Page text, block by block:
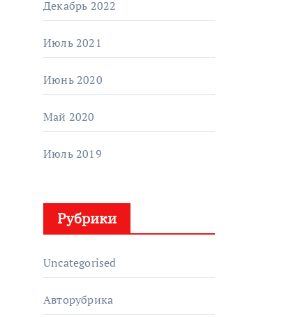
Декабрь 2022
Июль 2021
Июнь 2020
Май 2020
Июль 2019
Рубрики
Uncategorised
Авторубрика